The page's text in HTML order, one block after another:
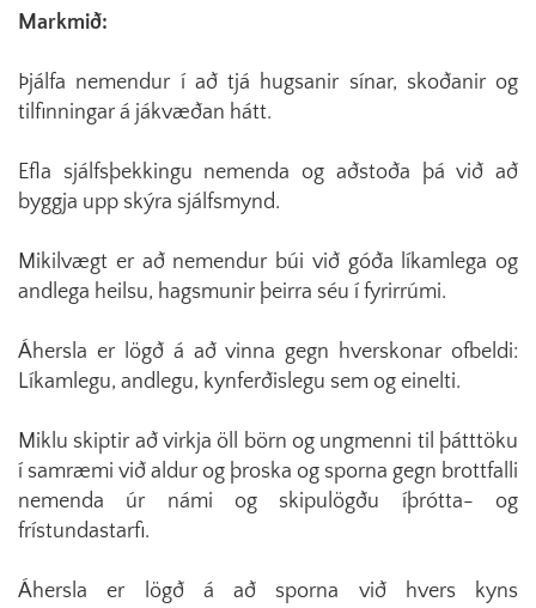
Markmið:
Þjálfa nemendur í að tjá hugsanir sínar, skoðanir og
tilfinningar á jákvæðan hátt.
Efla sjálfsþekkingu nemenda og aðstoða þá við að
byggja upp skýra sjálfsmynd.
Mikilvægt er að nemendur búi við góða líkamlega og
andlega heilsu, hagsmunir þeirra séu í fyrirrúmi.
Áhersla er lögð á að vinna gegn hverskonar ofbeldi:
Líkamlegu, andlegu, kynferðislegu sem og einelti.
Miklu skiptir að virkja öll börn og ungmenni til þátttöku
í samræmi við aldur og þroska og sporna gegn brottfalli
nemenda úr námi og skipulögðu íþrótta- og
frístundastarfi.
Áhersla er lögð á að sporna við hvers kyns